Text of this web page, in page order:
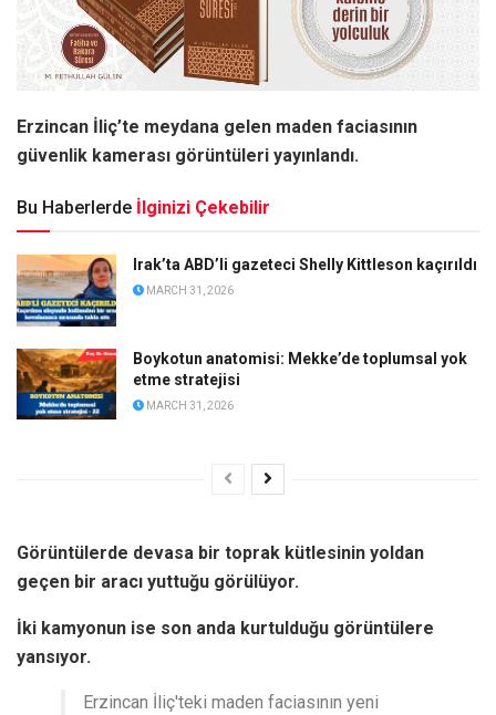
Erzincan İliç’te meydana gelen maden faciasının
güvenlik kamerası görüntüleri yayınlandı.
Bu Haberlerde İlginizi Çekebilir
Irak’ta ABD’li gazeteci Shelly Kittleson kaçırıldı
MARCH 31, 2026
Boykotun anatomisi: Mekke’de toplumsal yok
etme stratejisi
MARCH 31, 2026
Görüntülerde devasa bir toprak kütlesinin yoldan
geçen bir aracı yuttuğu görülüyor.
İki kamyonun ise son anda kurtulduğu görüntülere
yansıyor.
Erzincan İliç'teki maden faciasının yeni